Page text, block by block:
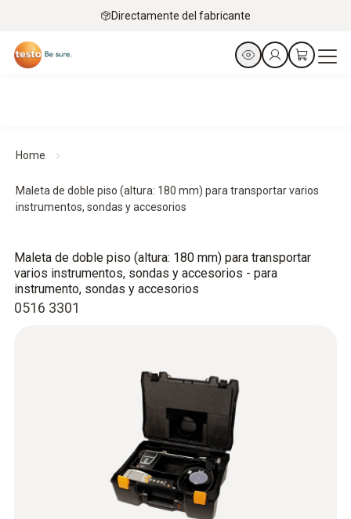
Directamente del fabricante
Home
Maleta de doble piso (altura: 180 mm) para transportar varios
instrumentos, sondas y accesorios
0516 3301
Maleta de doble piso (altura: 180 mm) para transportar
varios instrumentos, sondas y accesorios - para
instrumento, sondas y accesorios